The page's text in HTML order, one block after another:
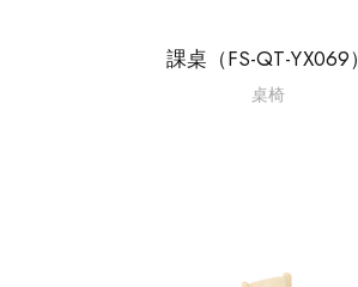
課桌（FS-QT-YX069）
桌椅